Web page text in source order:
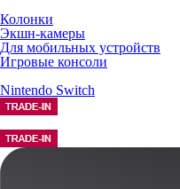
Колонки
Экшн-камеры
Для мобильных устройств
Игровые консоли
Nintendo Switch